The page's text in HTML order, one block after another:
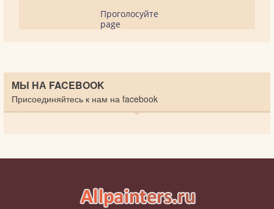
Проголосуйте
page
МЫ НА FACEBOOK
Присоединяйтесь к нам на facebook